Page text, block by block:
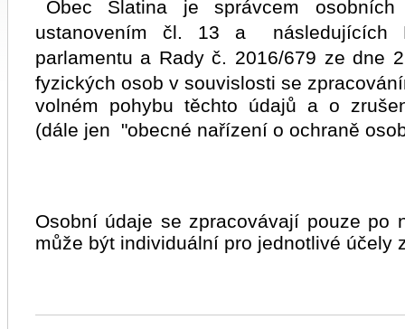
Obec Slatina je správcem
ustanovením čl. 13 a následujících
parlamentu a Rady č. 2016/679 ze dne
fyzických osob v souvislosti se
volném pohybu těchto údajů a o
(dále jen "obecné nařízení o ochraně
Osobní údaje se zpracovávají pouze po
může být individuální pro jednotlivé účely